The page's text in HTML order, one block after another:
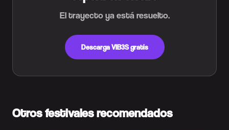
El trayecto ya está resuelto.
Descarga VIB3S gratis
Otros festivales recomendados